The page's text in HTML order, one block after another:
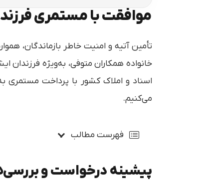
موافقت با مستمری
تأمین آتیه و امنیت خاطر بازماندگان،
خانواده همکاران متوفی، به‌ویژه
اسناد و املاک کشور با پرداخت مستمری
می‌کنیم.
فهرست مطالب
پیشینه درخواست و